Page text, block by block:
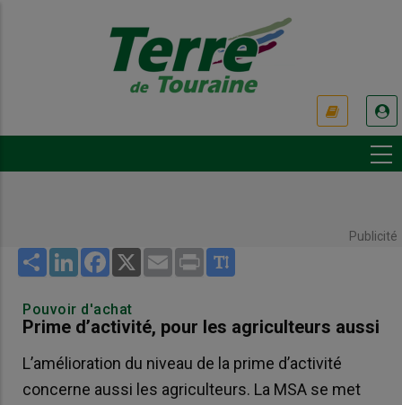
Publicité
Share LinkedInFacebook
X Email Print
Pouvoir d'achat
Prime d’activité, pour les agriculteurs aussi
L’amélioration du niveau de la prime d’activité
concerne aussi les agriculteurs. La MSA se met